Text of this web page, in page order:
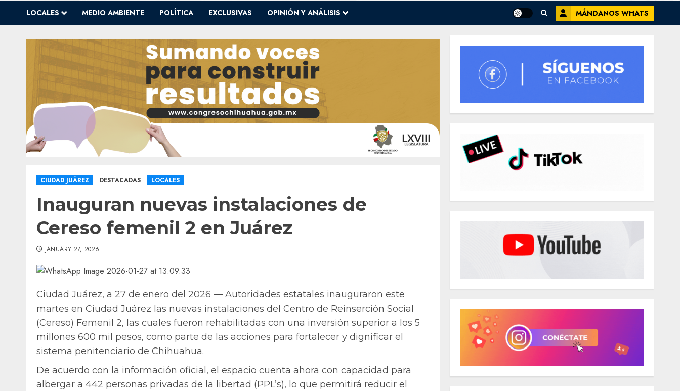
LOCALES MEDIO AMBIENTE POLÍTICA EXCLUSIVAS OPINIÓN Y ANÁLISIS MÁNDANOS WHATS
CIUDAD JUÁREZ DESTACADAS LOCALES
Inauguran nuevas instalaciones de
Cereso femenil 2 en Juárez
JANUARY 27, 2026
Ciudad Juárez, a 27 de enero del 2026 — Autoridades estatales inauguraron este
martes en Ciudad Juárez las nuevas instalaciones del Centro de Reinserción Social
(Cereso) Femenil 2, las cuales fueron rehabilitadas con una inversión superior a los 5
millones 600 mil pesos, como parte de las acciones para fortalecer y dignificar el
sistema penitenciario de Chihuahua.
De acuerdo con la información oficial, el espacio cuenta ahora con capacidad para
albergar a 442 personas privadas de la libertad (PPL’s), lo que permitirá reducir el